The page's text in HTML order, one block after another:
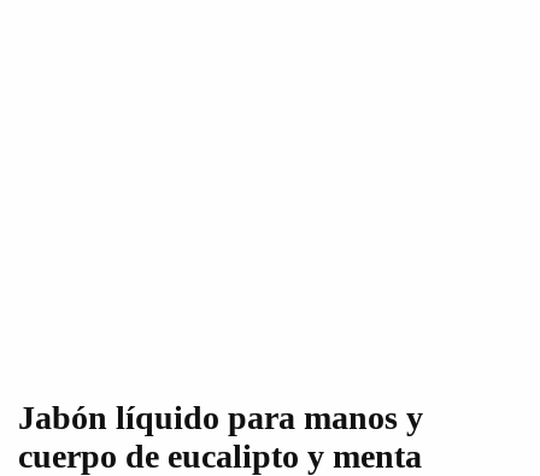
Jabón líquido para manos y
cuerpo de eucalipto y menta